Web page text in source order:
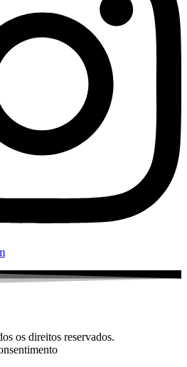
os direitos reservados.